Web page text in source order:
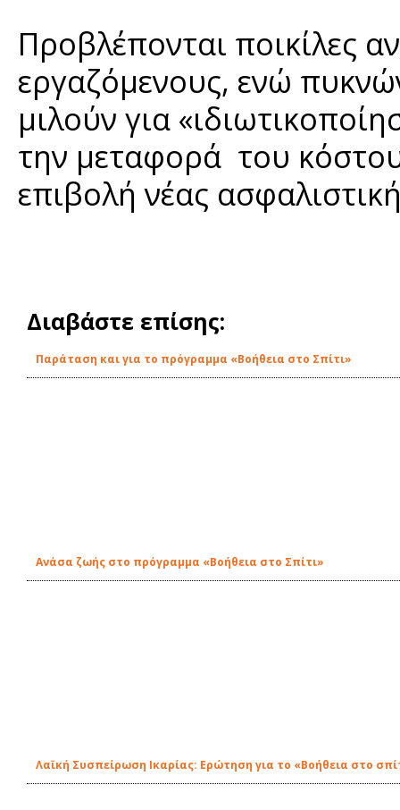
Προβλέπονται ποικίλες
εργαζόμενους, ενώ
μιλούν για
την μεταφορά του
επιβολή νέας
Διαβάστε επίσης:
Παράταση και για το πρόγραμμα «Βοήθεια στο Σπίτι»
Ανάσα ζωής στο πρόγραμμα «Βοήθεια στο Σπίτι»
Λαϊκή Συσπείρωση Ικαρίας: Ερώτηση για το «Βοήθεια στο